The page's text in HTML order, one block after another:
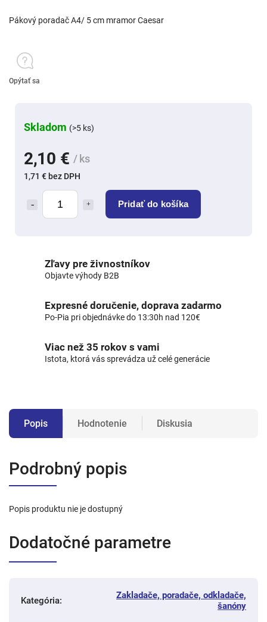
2,10 € / ks
1,71 € bez DPH
Pridať do košíka
Skladom (>5 ks)
Pákový poradač A4/ 5 cm mramor Caesar
Opýtať sa
Zľavy pre živnostníkov
Objavte výhody B2B
Expresné doručenie, doprava zadarmo
Po-Pia pri objednávke do 13:30h nad 120€
Viac než 35 rokov s vami
Istota, ktorá vás sprevádza už celé generácie
Popis Hodnotenie Diskusia
Podrobný popis
Popis produktu nie je dostupný
Dodatočné parametre
Kategória:
Zakladače, poradače, odkladače,
šanóny